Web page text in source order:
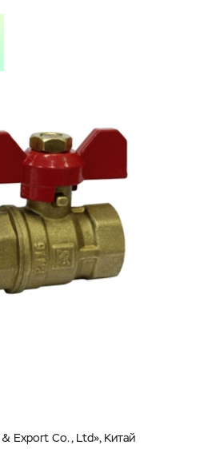
лицо
с вами в ближайшее время.
КП
Счёт
Export Co., Ltd», Китай